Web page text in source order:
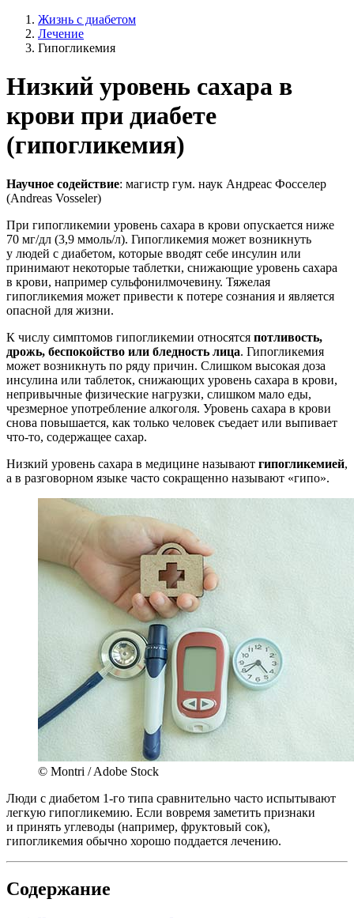
Жизнь с диабетом
Лечение
Гипогликемия
Низкий уровень сахара в
крови при диабете
(гипогликемия)
Научное содействие: магистр гум. наук Андреас Фосселер
(Andreas Vosseler)
При гипогликемии уровень сахара в крови опускается ниже
70 мг/дл (3,9 ммоль/л). Гипогликемия может возникнуть
у людей с диабетом, которые вводят себе инсулин или
принимают некоторые таблетки, снижающие уровень сахара
в крови, например сульфонилмочевину. Тяжелая
гипогликемия может привести к потере сознания и является
опасной для жизни.
К числу симптомов гипогликемии относятся потливость,
дрожь, беспокойство или бледность лица. Гипогликемия
может возникнуть по ряду причин. Слишком высокая доза
инсулина или таблеток, снижающих уровень сахара в крови,
непривычные физические нагрузки, слишком мало еды,
чрезмерное употребление алкоголя. Уровень сахара в крови
снова повышается, как только человек съедает или выпивает
что-то, содержащее сахар.
Низкий уровень сахара в медицине называют гипогликемией,
а в разговорном языке часто сокращенно называют «гипо».
© Montri / Adobe Stock
Люди с диабетом 1-го типа сравнительно часто испытывают
легкую гипогликемию. Если вовремя заметить признаки
и принять углеводы (например, фруктовый сок),
гипогликемия обычно хорошо поддается лечению.
Содержание